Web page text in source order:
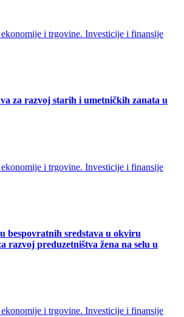
za razvoj starih i umetničkih zanata u
bespovratnih sredstava u okviru
razvoj preduzetništva žena na selu u